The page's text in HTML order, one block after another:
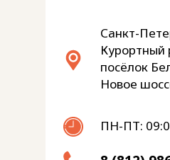
ПН-ПТ:
Санкт-
Курортный
посёлок
Новое